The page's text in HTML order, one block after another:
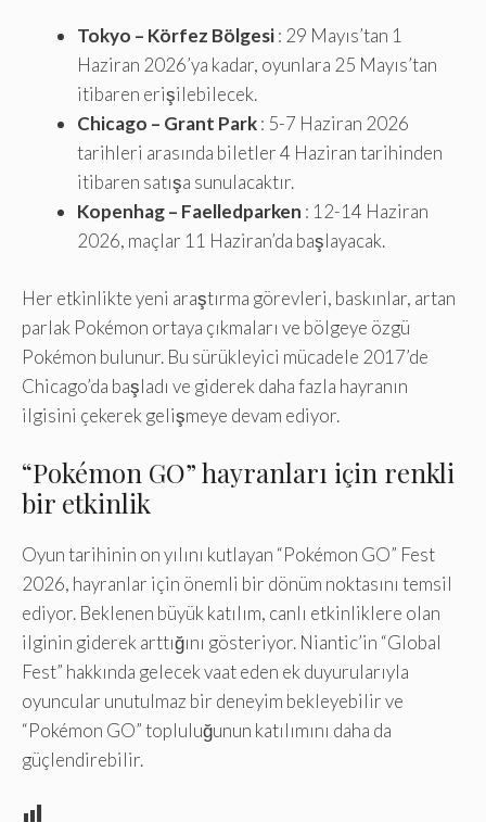
Tokyo – Körfez Bölgesi: 29 Mayıs’tan 1
Haziran 2026’ya kadar, oyunlara 25 Mayıs’tan
itibaren erişilebilecek.
Chicago – Grant Park: 5-7 Haziran 2026
tarihleri ​​arasında biletler 4 Haziran tarihinden
itibaren satışa sunulacaktır.
Kopenhag – Faelledparken : 12-14 Haziran
2026, maçlar 11 Haziran’da başlayacak.
Her etkinlikte yeni araştırma görevleri, baskınlar, artan
parlak Pokémon ortaya çıkmaları ve bölgeye özgü
Pokémon bulunur. Bu sürükleyici mücadele 2017’de
Chicago’da başladı ve giderek daha fazla hayranın
ilgisini çekerek gelişmeye devam ediyor.
“Pokémon GO” hayranları için renkli
bir etkinlik
Oyun tarihinin on yılını kutlayan “Pokémon GO” Fest
2026, hayranlar için önemli bir dönüm noktasını temsil
ediyor. Beklenen büyük katılım, canlı etkinliklere olan
ilginin giderek arttığını gösteriyor. Niantic’in “Global
Fest” hakkında gelecek vaat eden ek duyurularıyla
oyuncular unutulmaz bir deneyim bekleyebilir ve
“Pokémon GO” topluluğunun katılımını daha da
güçlendirebilir.